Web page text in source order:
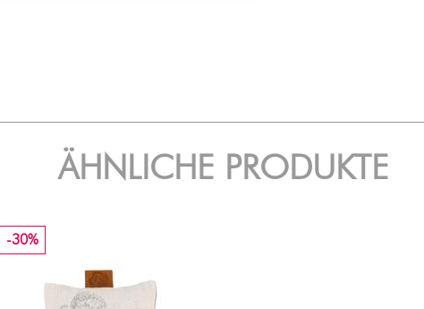
ÄHNLICHE PRODUKTE
-30%